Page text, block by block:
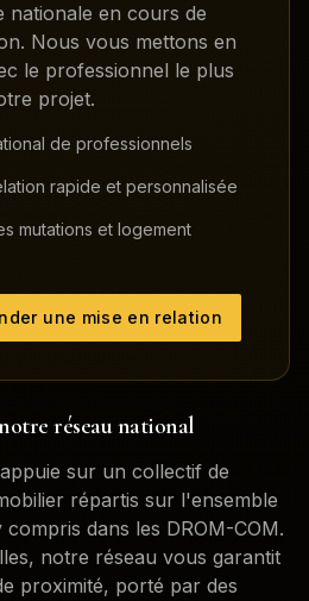
nationale en cours de
Nous vous mettons en
le professionnel le plus
projet.
de professionnels
rapide et personnalisée
mutations et logement
une mise en relation
réseau national
sur un collectif de
répartis sur l'ensemble
dans les DROM-COM.
, notre réseau vous garantit
proximité, porté par des